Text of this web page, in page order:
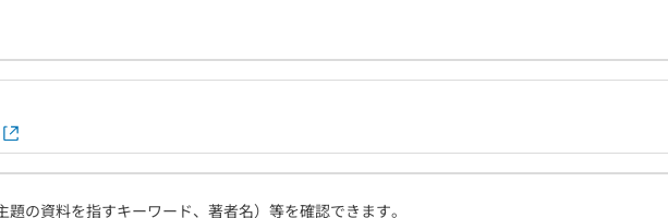
の資料を指すキーワード、著者名）等を確認できます。